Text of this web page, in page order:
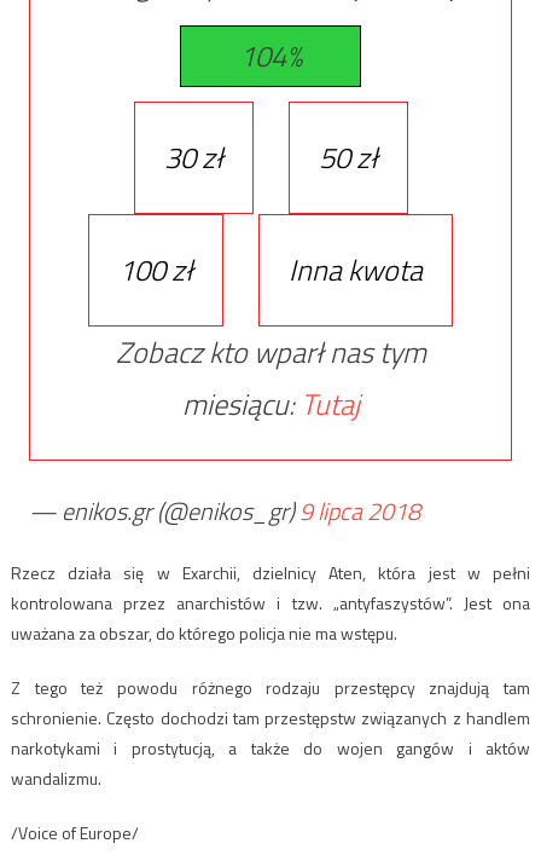
104%
30 zł 50 zł
100 zł
Inna kwota
Zobacz kto wparł nas tym
miesiącu: Tutaj
— enikos.gr (@enikos_gr)9 lipca 2018
Rzecz działa się w Exarchii, dzielnicy Aten, która jest w pełni
kontrolowana przez anarchistów i tzw. „antyfaszystów”. Jest ona
uważana za obszar, do którego policja nie ma wstępu.
Z tego też powodu różnego rodzaju przestępcy znajdują tam
schronienie. Często dochodzi tam przestępstw związanych z handlem
narkotykami i prostytucją, a także do wojen gangów i aktów
wandalizmu.
/Voice of Europe/